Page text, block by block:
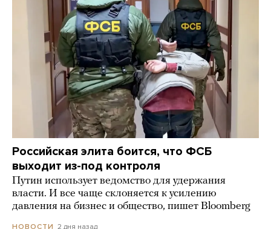
Российская элита боится, что ФСБ
выходит из-под контроля
Путин использует ведомство для удержания
власти. И все чаще склоняется к усилению
давления на бизнес и общество, пишет Bloomberg
НОВОСТИ 2 дня назад